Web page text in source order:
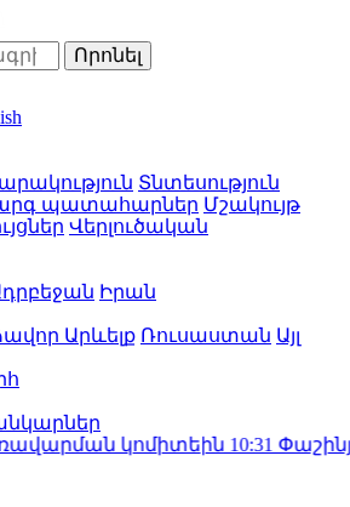
Տնտեսություն
պատահարներ Մշակույթ
Վերլուծական
Իրան
Արևելք Ռուսաստան Այլ
կոմիտեին10:31